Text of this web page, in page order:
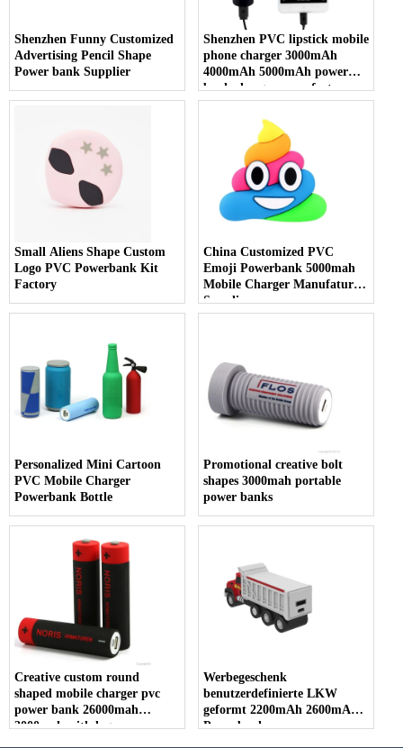
Shenzhen Funny Customized
Advertising Pencil Shape
Power bank Supplier
Shenzhen PVC lipstick mobile
phone charger 3000mAh
4000mAh 5000mAh power
bank charger manufacture
Small Aliens Shape Custom
Logo PVC Powerbank Kit
Factory
China Customized PVC
Emoji Powerbank 5000mah
Mobile Charger Manufature
Supplier
Personalized Mini Cartoon
PVC Mobile Charger
Powerbank Bottle
Promotional creative bolt
shapes 3000mah portable
power banks
Creative custom round
shaped mobile charger pvc
power bank 26000mah
3000mah with logos
Werbegeschenk
benutzerdefinierte LKW
geformt 2200mAh 2600mAh
Powerbanks